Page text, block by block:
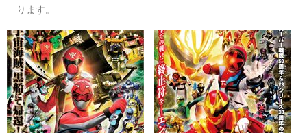
ります。